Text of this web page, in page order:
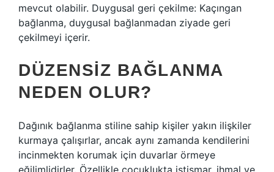
mevcut olabilir. Duygusal geri çekilme: Kaçıngan
bağlanma, duygusal bağlanmadan ziyade geri
çekilmeyi içerir.
DÜZENSIZ BAĞLANMA
NEDEN OLUR?
Dağınık bağlanma stiline sahip kişiler yakın ilişkiler
kurmaya çalışırlar, ancak aynı zamanda kendilerini
incinmekten korumak için duvarlar örmeye
eğilimlidirler. Özellikle çocuklukta istismar, ihmal ve